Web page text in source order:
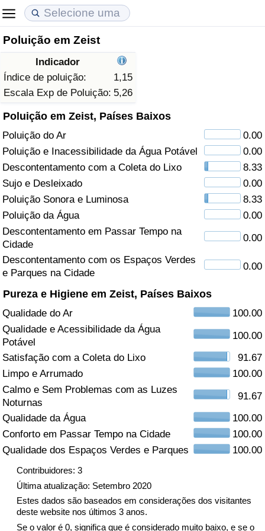
Poluição em Zeist
Indicador
Índice de poluição:
1,15
Escala Exp de Poluição: 5,26
Poluição em Zeist, Países Baixos
Poluição do Ar
0.00
Poluição e Inacessibilidade da Água Potável
0.00
Descontentamento com a Coleta do Lixo
8.33
Sujo e Desleixado
0.00
Poluição Sonora e Luminosa
8.33
Poluição da Água
0.00
Descontentamento em Passar Tempo na
Cidade
0.00
Descontentamento com os Espaços Verdes
e Parques na Cidade
0.00
Pureza e Higiene em Zeist, Países Baixos
Qualidade do Ar
100.00
Qualidade e Acessibilidade da Água
Potável
100.00
Satisfação com a Coleta do Lixo
91.67
Limpo e Arrumado
100.00
Calmo e Sem Problemas com as Luzes
Noturnas
91.67
Qualidade da Água
100.00
Conforto em Passar Tempo na Cidade
100.00
Qualidade dos Espaços Verdes e Parques
100.00
Contribuidores: 3
Última atualização: Setembro 2020
Estes dados são baseados em considerações dos visitantes
deste website nos últimos 3 anos.
Se o valor é 0, significa que é considerado muito baixo, e se o
Custo de Vida
Indicador de Custo de Vida (Atual)
Indicador de Custo de Vida
Indicador de Custo de Vida Por País
em Aqaba
Preços de Imóveis
Indicador de Preços de Imóveis (Atual)
Indicador de Preços de Imóveis
Indicador de Preços de Imóveis por País
Qualidade de Vida
Indicador de Qualidade de Vida
Indicador de Qualidade de Vida (Atual)
Índice de qualidade de vida por país
Crime
Taxa do Indicador de Crime (Atual)
Indicador de Crime
Índice de criminalidade por país
Indicador de Saúde (Atual)
Indicador de Saúde
Indicador de Saúde por País
Poluição
Indicador de Poluição (Atual)
Índice de poluição
Indicador de Poluição por País
Trânsito